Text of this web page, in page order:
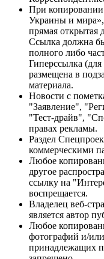
При копировании
Украины и мира»,
прямая открытая
Ссылка должна
полного либо
Гиперссылка
размещена в
материала.
Новости с
"Заявление",
"Тест-драйв",
правах рекламы.
Раздел
коммерческими
Любое
другое
ссылку на
воспрещается.
Владелец веб-
является автор
Любое
фотографий и/
принадлежащих